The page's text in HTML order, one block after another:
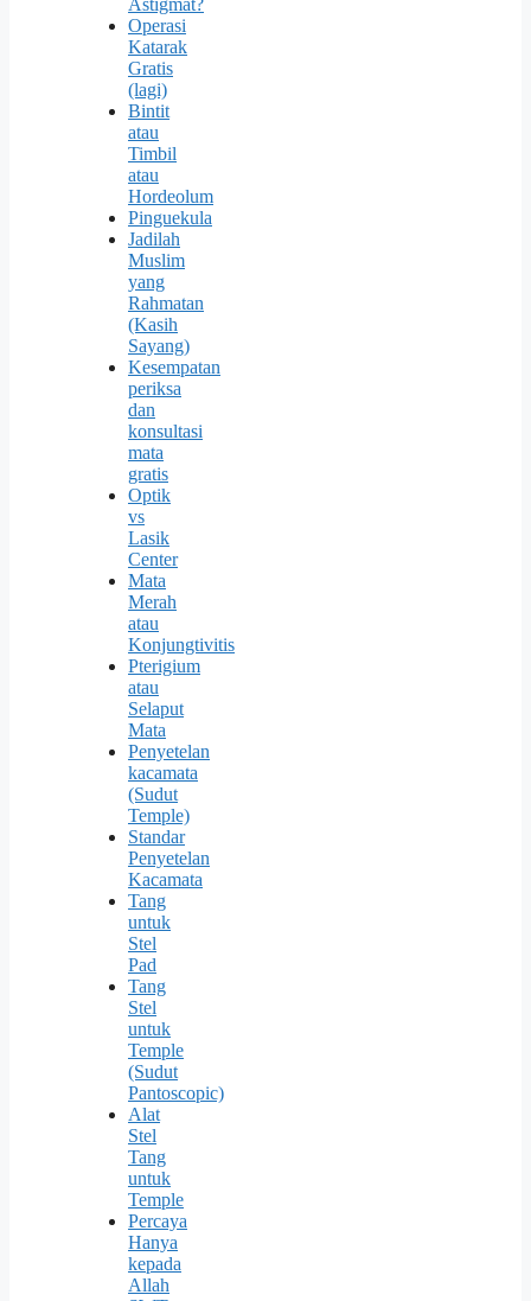
Astigmat?
Operasi
Katarak
Gratis
(lagi)
Bintit
atau
Timbil
atau
Hordeolum
Pinguekula
Jadilah
Muslim
yang
Rahmatan
(Kasih
Sayang)
Kesempatan
periksa
dan
konsultasi
mata
gratis
Optik
vs
Lasik
Center
Mata
Merah
atau
Konjungtivitis
Pterigium
atau
Selaput
Mata
Penyetelan
kacamata
(Sudut
Temple)
Standar
Penyetelan
Kacamata
Tang
untuk
Stel
Pad
Tang
Stel
untuk
Temple
(Sudut
Pantoscopic)
Alat
Stel
Tang
untuk
Temple
Percaya
Hanya
kepada
Allah